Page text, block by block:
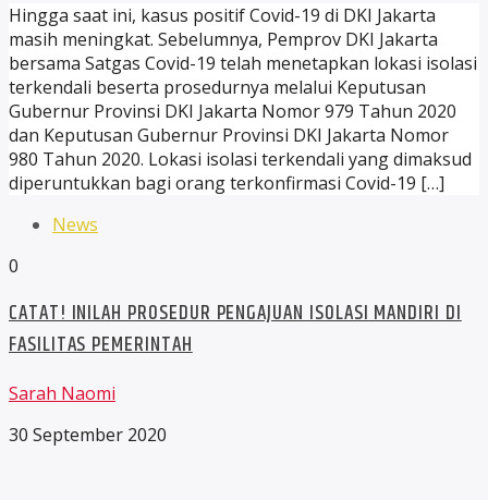
Hingga saat ini, kasus positif Covid-19 di DKI Jakarta
masih meningkat. Sebelumnya, Pemprov DKI Jakarta
bersama Satgas Covid-19 telah menetapkan lokasi isolasi
terkendali beserta prosedurnya melalui Keputusan
Gubernur Provinsi DKI Jakarta Nomor 979 Tahun 2020
dan Keputusan Gubernur Provinsi DKI Jakarta Nomor
980 Tahun 2020. Lokasi isolasi terkendali yang dimaksud
diperuntukkan bagi orang terkonfirmasi Covid-19 […]
News
0
CATAT! INILAH PROSEDUR PENGAJUAN ISOLASI MANDIRI DI
FASILITAS PEMERINTAH
Sarah Naomi
30 September 2020